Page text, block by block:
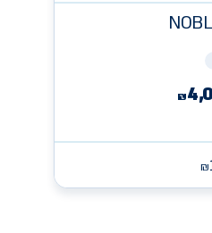
₪
₪